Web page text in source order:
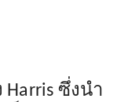
Harris ซึ่งนำ